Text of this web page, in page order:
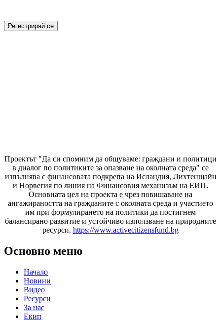
Проектът "Да си спомним да общуваме: граждани и политици
в диалог по политиките за опазване на околната среда" се
изпълнява с финансовата подкрепа на Исландия, Лихтенщайн
и Норвегия по линия на Финансовия механизъм на ЕИП.
Основната цел на проекта е чрез повишаване на
ангажираността на гражданите с околната среда и участието
им при формулирането на политики да постигнем
балансирано развитие и устойчиво използване на природните
ресурси. https://www.activecitizensfund.bg
Основно меню
Начало
Новини
Видео
Ресурси
За нас
Екип